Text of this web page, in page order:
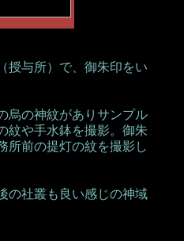
授与所）で、御朱印をい
烏の神紋がありサンプル
紋や手水鉢を撮影。御朱
所前の提灯の紋を撮影し
の社叢も良い感じの神域